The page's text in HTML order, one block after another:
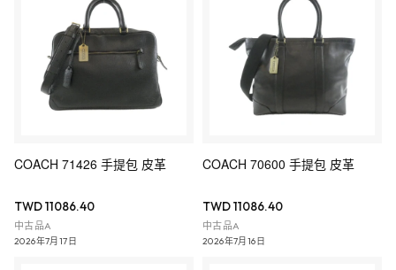
COACH 71426 手提包 皮革
TWD 11086.40
中古品A
2026年7月17日
COACH 70600 手提包 皮革
TWD 11086.40
中古品A
2026年7月16日